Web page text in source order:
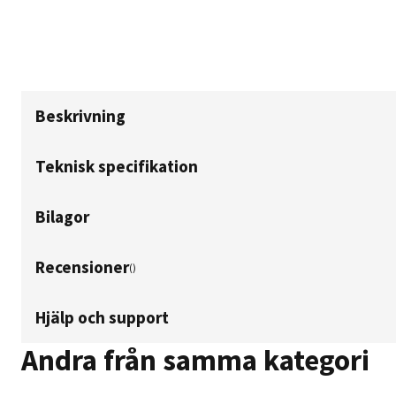
Beskrivning
Teknisk specifikation
Bilagor
Recensioner()
Hjälp och support
Andra från samma kategori